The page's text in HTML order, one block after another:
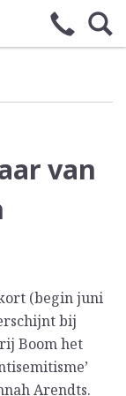
van
(begin juni
bij
Boom het
Arendts.